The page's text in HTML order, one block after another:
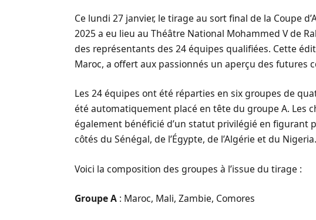
Ce lundi 27 janvier, le tirage au sort final de la Coupe
2025 a eu lieu au Théâtre National Mohammed V de
des représentants des 24 équipes qualifiées. Cette
Maroc, a offert aux passionnés un aperçu des futures
Les 24 équipes ont été réparties en six groupes de
été automatiquement placé en tête du groupe A. Les
également bénéficié d’un statut privilégié en figurant
côtés du Sénégal, de l’Égypte, de l’Algérie et du Nigeria.
Voici la composition des groupes à l’issue du tirage :
Groupe A : Maroc, Mali, Zambie, Comores